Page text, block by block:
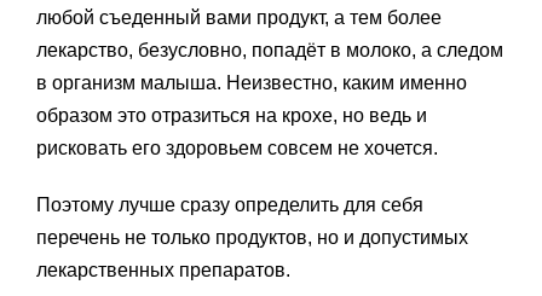
любой съеденный вами продукт, а тем более
лекарство, безусловно, попадёт в молоко, а следом
в организм малыша. Неизвестно, каким именно
образом это отразиться на крохе, но ведь и
рисковать его здоровьем совсем не хочется.
Поэтому лучше сразу определить для себя
перечень не только продуктов, но и допустимых
лекарственных препаратов.